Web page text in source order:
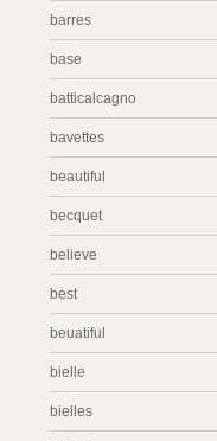
barres
base
batticalcagno
bavettes
beautiful
becquet
believe
best
beuatiful
bielle
bielles